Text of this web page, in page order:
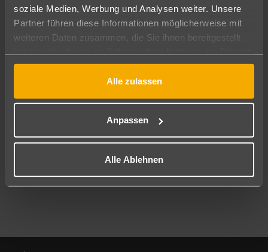
soziale Medien, Werbung und Analysen weiter. Unsere
Partner führen diese Informationen möglicherweise mit
weiteren Daten zusammen, die Sie ihnen bereitgestellt
gesammelt haben.
Alle zulassen
Anpassen
Alle Ablehnen
Abflughafen
Alle Abflughäfen
08.08.26–06.08.27 7-21 Nächte
Mehr Filter anzeigen